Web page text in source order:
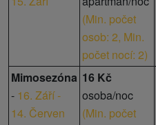
(Min. počet
osob: 2, Min.
počet nocí: 2)
Mimosezóna
- 16. Září -
14. Červen
16 Kč
osoba/noc
(Min. počet